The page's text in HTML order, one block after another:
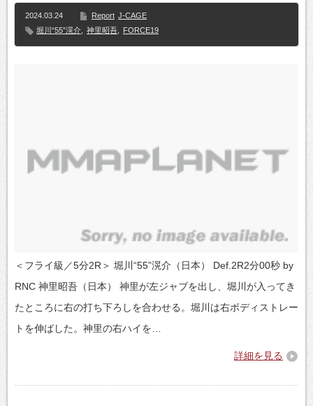
2024.03.24 Report J-CAGE
堀川“55”滉介
神里昭吾 FORCE19
＜フライ級／5分2R＞ 堀川“55”滉介（日本） Def.2R2分00秒 by
RNC 神里昭吾（日本） 神里が左ジャブを出し、堀川が入ってき
たところに右の打ち下ろしを合わせる。堀川は右ボディストレー
トを伸ばした。神里の右ハイを…
詳細を見る